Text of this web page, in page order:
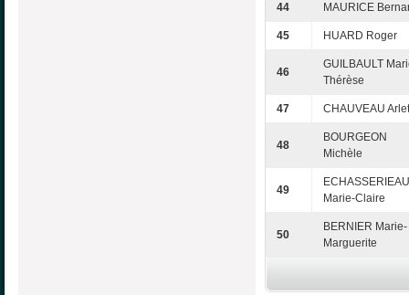
44 MAURICE
45 HUARD Roger
46
GUILBAULT
Thérèse
47 CHAUVEAU
48
BOURGEON
Michèle
49
ECHASSERIEAU
Marie-Claire
50
BERNIER Marie-
Marguerite